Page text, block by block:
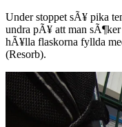
Under stoppet sÃ¥ pika
undra pÃ¥ att man
hÃ¥lla flaskorna fyllda
(Resorb).